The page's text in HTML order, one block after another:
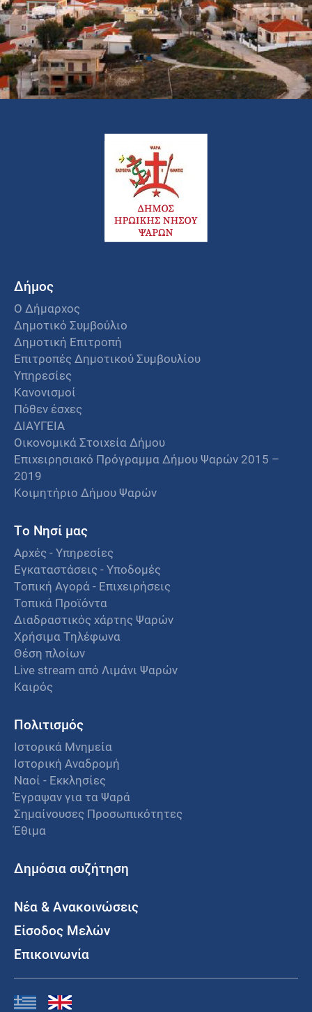
Δήμος
Ο Δήμαρχος
Δημοτικό Συμβούλιο
Δημοτική Επιτροπή
Επιτροπές Δημοτικού Συμβουλίου
Υπηρεσίες
Κανονισμοί
Πόθεν έσχες
ΔΙΑΥΓΕΙΑ
Οικονομικά Στοιχεία Δήμου
Επιχειρησιακό Πρόγραμμα Δήμου Ψαρών 2015 –
2019
Κοιμητήριο Δήμου Ψαρών
Το Νησί μας
Αρχές - Υπηρεσίες
Εγκαταστάσεις - Υποδομές
Τοπική Αγορά - Επιχειρήσεις
Τοπικά Προϊόντα
Διαδραστικός χάρτης Ψαρών
Χρήσιμα Τηλέφωνα
Θέση πλοίων
Live stream από Λιμάνι Ψαρών
Καιρός
Πολιτισμός
Ιστορικά Μνημεία
Ιστορική Αναδρομή
Ναοί - Εκκλησίες
Έγραψαν για τα Ψαρά
Σημαίνουσες Προσωπικότητες
Έθιμα
Δημόσια συζήτηση
Νέα & Ανακοινώσεις
Είσοδος Μελών
Επικοινωνία